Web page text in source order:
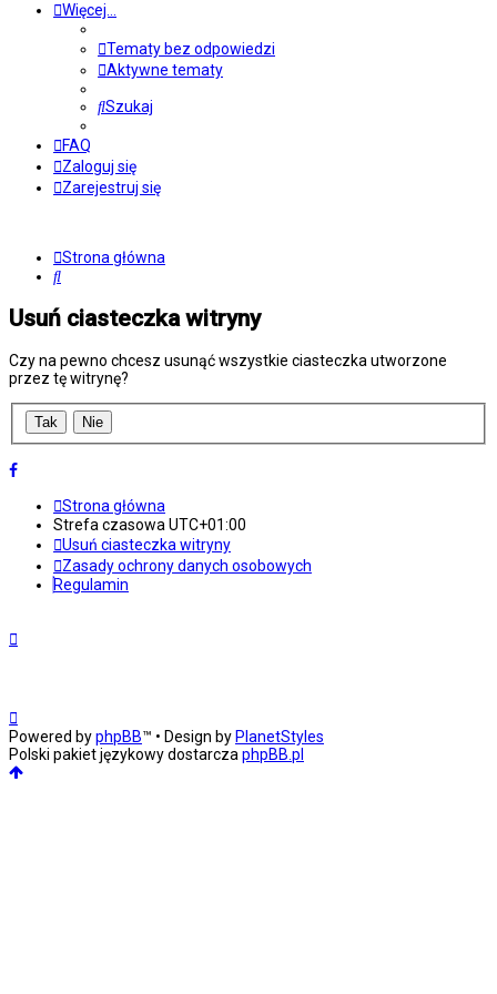
Więcej…
Tematy bez odpowiedzi
Aktywne tematy
Szukaj
FAQ
Zaloguj się
Zarejestruj się
Strona główna
Szukaj
Usuń ciasteczka witryny
Czy na pewno chcesz usunąć wszystkie ciasteczka utworzone
przez tę witrynę?
Strona główna
Strefa czasowaUTC+01:00
Usuń ciasteczka witryny
Zasady ochrony danych osobowych
Regulamin
Powered byphpBB™ • Design by PlanetStyles
Polski pakiet językowy dostarczaphpBB.pl